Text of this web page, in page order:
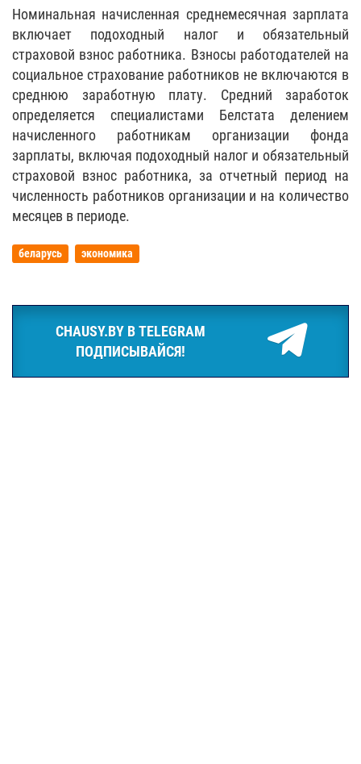
Номинальная начисленная среднемесячная зарплата
включает подоходный налог и обязательный
страховой взнос работника. Взносы работодателей на
социальное страхование работников не включаются в
среднюю заработную плату. Средний заработок
определяется специалистами Белстата делением
начисленного работникам организации фонда
зарплаты, включая подоходный налог и обязательный
страховой взнос работника, за отчетный период на
численность работников организации и на количество
месяцев в периоде.
беларусь экономика
CHAUSY.BY В TELEGRAM
ПОДПИСЫВАЙСЯ!